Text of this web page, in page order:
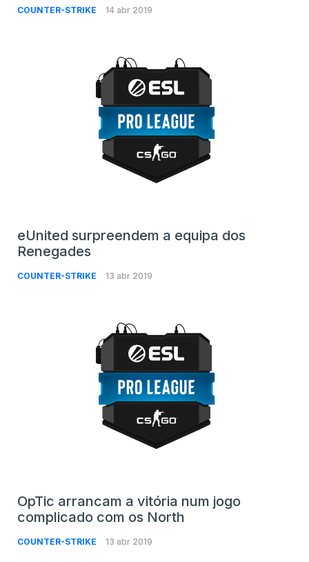
COUNTER-STRIKE 14 abr 2019
eUnited surpreendem a equipa dos
Renegades
COUNTER-STRIKE 13 abr 2019
OpTic arrancam a vitória num jogo
complicado com os North
COUNTER-STRIKE 13 abr 2019